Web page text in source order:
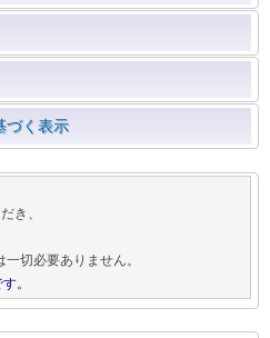
づく表示
き、
切必要ありません。
。